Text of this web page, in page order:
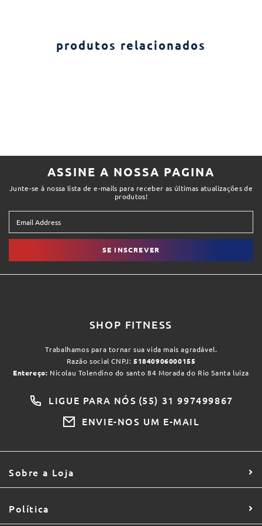
produtos relacionados
ASSINE A NOSSA PAGINA
Junte-se à nossa lista de e-mails para receber as últimas atualizações de
produtos!
SE INSCREVER
SHOP FITNESS
Trabalhamos para tornar sua vida mais agradável.
Razão social CNPJ: 51840906000155
Entereço: Nicolau Tolendino do santo 84 Morada do Rio Santa luiza
LIGUE PARA NÓS (55) 31 997499867
ENVIE-NOS UM E-MAIL
Sobre a Loja
Política